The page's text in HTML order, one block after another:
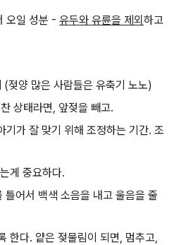
오일 성분 - 유두와 유륜을 제외 하고
젖양 많은 사람들은 유축기 노노)
상태라면, 앞젖을 빼고.
기가 잘 맞기 위해 조정하는 기간. 조
게 중요하다.
틀어서 백색 소음을 내고 울음을 줄
한다. 얕은 젖물림이 되면, 멈추고,